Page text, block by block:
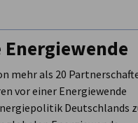
mehr als 20
vor einer Energiewende
Deutschlands